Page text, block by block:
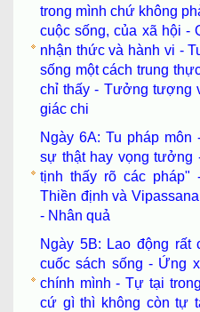
trong mình chứ không
cuộc sống, của xã hội -
nhận thức và hành vi -
sống một cách trung
chỉ thấy - Tưởng tượng
giác chi
Ngày 6A: Tu pháp
sự thật hay vọng tưởng
tịnh thấy rõ các pháp"
Thiền định và
- Nhân quả
Ngày 5B: Lao động
cuốc sách sống - Ứng
chính mình - Tự tại
cứ gì thì không còn tự